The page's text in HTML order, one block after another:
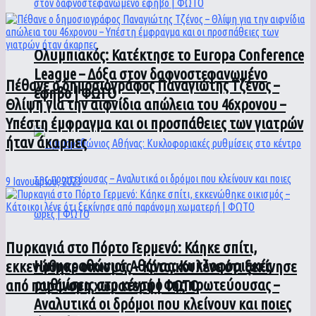
Ολυμπιακός: Κατέκτησε το Europa Conference
League – Δόξα στον δαφνοστεφανωμένο
έφηβο | ΦΩΤΟ
Ημιμαραθώνιος Αθήνας: Κυκλοφοριακές
ρυθμίσεις στο κέντρο της πρωτεύουσας –
Αναλυτικά οι δρόμοι που κλείνουν και ποιες
Πέθανε ο δημοσιογράφος Παναγιώτης Τζένος –
Θλίψη για την αιφνίδια απώλεια του 46χρονου –
Υπέστη έμφραγμα και οι προσπάθειες των γιατρών
ήταν άκαρπες
9 Ιανουαρίου, 2023
Πυρκαγιά στο Πόρτο Γερμενό: Κάηκε σπίτι,
εκκενώθηκε οικισμός – Κάτοικοι λένε ότι ξεκίνησε
από παράνομη χωματερή | ΦΩΤΟ